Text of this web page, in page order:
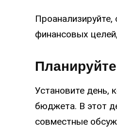
финансовых
Установите день,
бюджета. В этот
совместные